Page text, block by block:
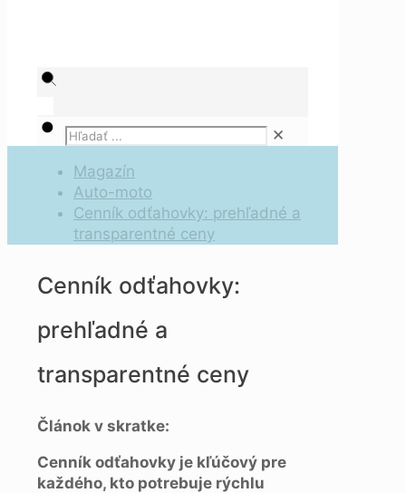
✕
Magazín
Auto-moto
Cenník odťahovky: prehľadné a
transparentné ceny
Cenník odťahovky:
prehľadné a
transparentné ceny
Článok v skratke:
Cenník odťahovky je kľúčový pre
každého, kto potrebuje rýchlu